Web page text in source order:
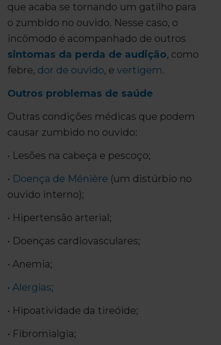
que acaba se tornando um gatilho para
o zumbido no ouvido. Nesse caso, o
incômodo é acompanhado de outros
sintomas da perda de audição, como
febre, dor de ouvido, e vertigem.
Outros problemas de saúde
Outras condições médicas que podem
causar zumbido no ouvido:
• Lesões na cabeça e pescoço;
• Doença de Ménière (um distúrbio no
ouvido interno);
• Hipertensão arterial;
• Doenças cardiovasculares;
• Anemia;
• Alergias;
• Hipoatividade da tireóide;
• Fibromialgia;